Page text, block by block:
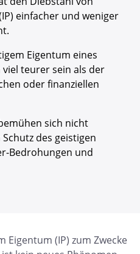
einfacher und weniger
Eigentum eines
teurer sein als der
oder finanziellen
sich nicht
des geistigen
Bedrohungen und
Eigentum (IP) zum Zwecke